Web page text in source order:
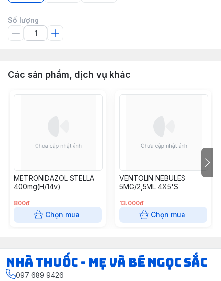
Số lượng
Các sản phẩm, dịch vụ khác
METRONIDAZOL STELLA
400mg(H/14v)
800đ
Chọn mua
VENTOLIN NEBULES
5MG/2,5ML 4X5'S
13.000đ
Chọn mua
Nhà Thuốc - Mẹ và Bé Ngọc Sắc
097 689 9426